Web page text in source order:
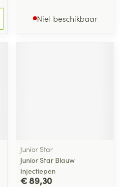
Niet beschikbaar
Junior Star
Junior Star Blauw
Injectiepen
€ 89,30